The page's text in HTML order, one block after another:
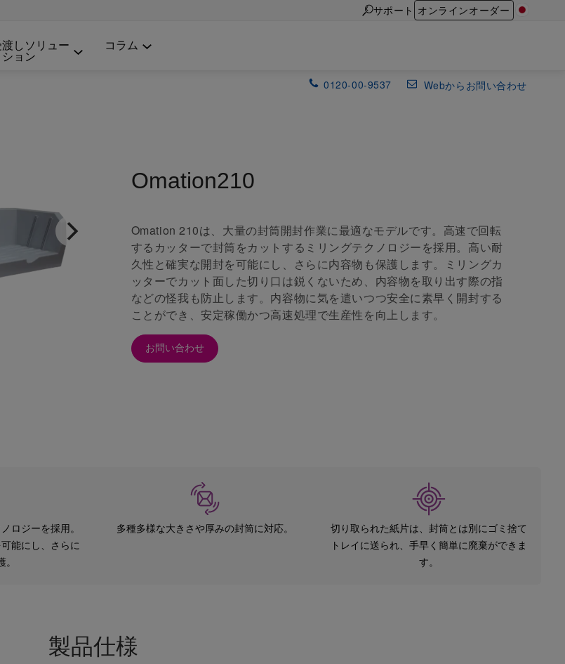
サポート オンラインオーダー
しソリュー
ション
コラム
0120-00-9537 Webからお問い合わせ
Omation210
Omation 210は、大量の封筒開封作業に最適なモデルです。高速で回転
するカッターで封筒をカットするミリングテクノロジーを採用。高い耐
久性と確実な開封を可能にし、さらに内容物も保護します。ミリングカ
ッターでカット面した切り口は鋭くないため、内容物を取り出す際の指
などの怪我も防止します。内容物に気を遣いつつ安全に素早く開封する
ことができ、安定稼働かつ高速処理で生産性を向上します。
お問い合わせ
ロジーを採用。
能にし、さらに
多種多様な大きさや厚みの封筒に対応。
切り取られた紙片は、封筒とは別にゴミ捨て
トレイに送られ、手早く簡単に廃棄ができま
す。
製品仕様